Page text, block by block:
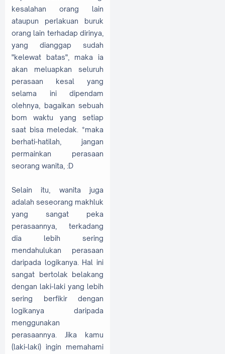
kesalahan orang lain
ataupun perlakuan buruk
orang lain terhadap dirinya,
yang dianggap sudah
"kelewat batas", maka ia
akan meluapkan seluruh
perasaan kesal yang
selama ini dipendam
olehnya, bagaikan sebuah
bom waktu yang setiap
saat bisa meledak. *maka
berhati-hatilah, jangan
permainkan perasaan
seorang wanita, :D
Selain itu, wanita juga
adalah seseorang makhluk
yang sangat peka
perasaannya, terkadang
dia lebih sering
mendahulukan perasaan
daripada logikanya. Hal ini
sangat bertolak belakang
dengan laki-laki yang lebih
sering berfikir dengan
logikanya daripada
menggunakan
perasaannya. Jika kamu
(laki-laki) ingin memahami